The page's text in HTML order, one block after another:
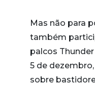
Mas não para
também
palcos
5 de
sobre